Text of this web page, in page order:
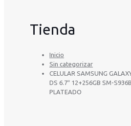
Tienda
Inicio
Sin categorizar
CELULAR SAMSUNG
DS 6.7″ 12+256GB SM-
PLATEADO